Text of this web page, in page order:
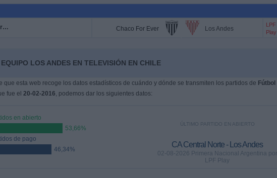
Primera Nacional Argentina Chaco For Ever Los Andes
LPF
Play
LOS ANDES EN TELEVISIÓN EN CHILE
que esta web recoge los datos estadísticos de cuándo y dónde se transmiten los partidos de Fútbol
fue el 20-02-2016, podemos dar los siguientes datos:
en abierto
53,66%
de pago
46,34%
ÚLTIMO PARTIDO EN ABIERTO
CA Central Norte - Los Andes
02-08-2026 Primera Nacional Argentina por
LPF Play